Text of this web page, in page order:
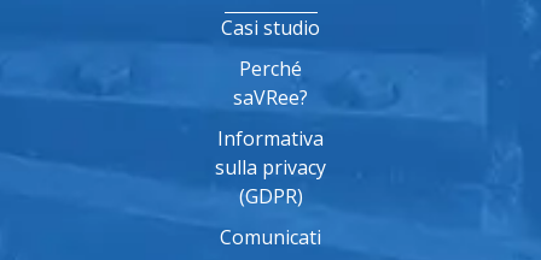
Casi studio
Perché
saVRee?
Informativa
sulla privacy
(GDPR)
Comunicati